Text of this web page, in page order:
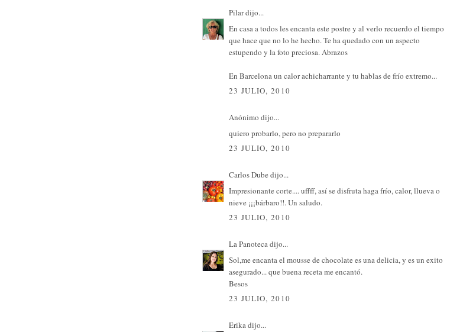
Pilardijo...
En casa a todos les encanta este postre y al verlo recuerdo el tiempo
que hace que no lo he hecho. Te ha quedado con un aspecto
estupendo y la foto preciosa. Abrazos
En Barcelona un calor achicharrante y tu hablas de frío extremo...
23 JULIO, 2010
Anónimo dijo...
quiero probarlo, pero no prepararlo
23 JULIO, 2010
Carlos Dube dijo...
Impresionante corte.... uffff, así se disfruta haga frío, calor, llueva o
nieve ¡¡¡bárbaro!!. Un saludo.
23 JULIO, 2010
La Panotecadijo...
Sol,me encanta el mousse de chocolate es una delicia, y es un exito
asegurado... que buena receta me encantó.
Besos
23 JULIO, 2010
Erikadijo...